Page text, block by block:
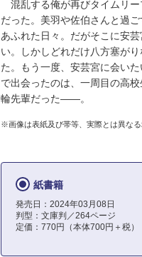
混乱する俺が再びタイムリー
だった。美羽や佐伯さんと過
あふれた日々。だがそこに安
い。しかしどれだけ八方塞が
た。もう一度、安芸宮に会い
で出会ったのは、一周目の高
輪先輩だった――。
※画像は表紙及び帯等、実際とは異なる
紙書籍
発売日：2024年03月08日
判型：文庫判／264ページ
定価：770円（本体700円＋税）